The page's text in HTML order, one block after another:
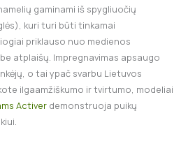
gaminami iš spygliuočių
kuri turi būti tinkamai
priklauso nuo medienos
atplaišų. Impregnavimas apsaugo
o tai ypač svarbu Lietuvos
ilgaamžiškumo ir tvirtumo, modeliai
Activerdemonstruoja puikų